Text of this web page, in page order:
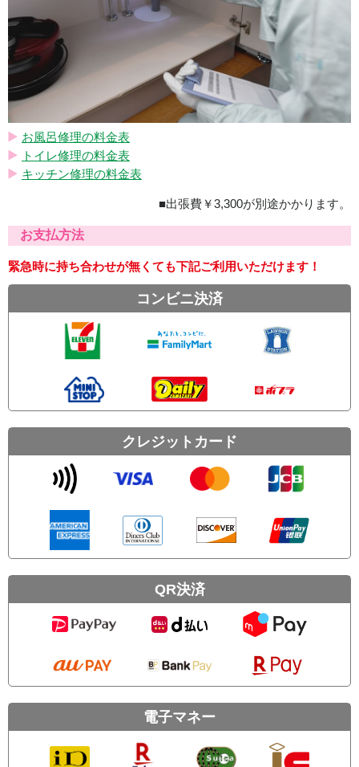
お風呂修理の料金表
トイレ修理の料金表
キッチン修理の料金表
■出張費￥3,300が別途かかります。
お支払方法
緊急時に持ち合わせが無くても下記ご利用いただけます！
コンビニ決済
クレジットカード
QR決済
電子マネー